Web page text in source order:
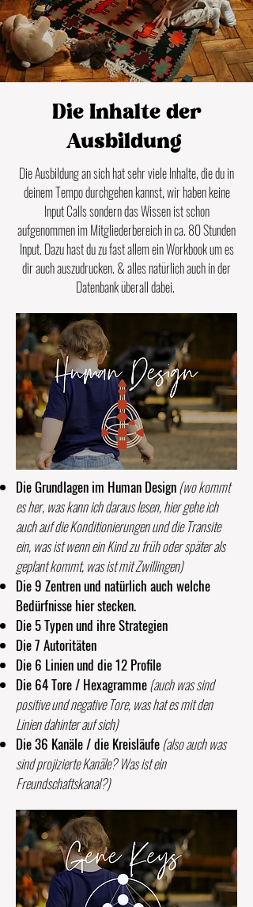
Die Inhalte der
Ausbildung
Die Ausbildung an sich hat sehr viele Inhalte, die du in
deinem Tempo durchgehen kannst, wir haben keine
Input Calls sondern das Wissen ist schon
aufgenommen im Mitgliederbereich in ca. 80 Stunden
Input. Dazu hast du zu fast allem ein Workbook um es
dir auch auszudrucken. & alles natürlich auch in der
Datenbank überall dabei.
Die Grundlagen im Human Design(wo kommt
es her, was kann ich daraus lesen, hier gehe ich
auch auf die Konditionierungen und die Transite
ein, was ist wenn ein Kind zu früh oder später als
geplant kommt, was ist mit Zwillingen)
Die 9 Zentren und natürlich auch welche
Bedürfnisse hier stecken.
Die 5 Typen und ihre Strategien
Die 7 Autoritäten
Die 6 Linien und die 12 Profile
Die 64 Tore / Hexagramme(auch was sind
positive und negative Tore, was hat es mit den
Linien dahinter auf sich)
Die 36 Kanäle / die Kreisläufe(also auch was
sind projizierte Kanäle? Was ist ein
Freundschaftskanal?)